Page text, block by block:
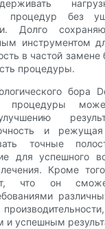
процедур без
Долго
инструментом
в частой
процедуры.
бора
процедуры
и режущая
точные
для успешного
Кроме
что он
и успешным